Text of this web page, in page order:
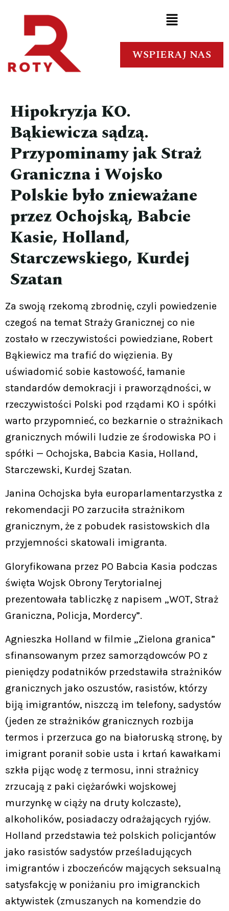
WSPIERAJ NAS
Hipokryzja KO.
Bąkiewicza sądzą.
Przypominamy jak Straż
Graniczna i Wojsko
Polskie było znieważane
przez Ochojską, Babcie
Kasie, Holland,
Starczewskiego, Kurdej
Szatan
Za swoją rzekomą zbrodnię, czyli powiedzenie
czegoś na temat Straży Granicznej co nie
zostało w rzeczywistości powiedziane, Robert
Bąkiewicz ma trafić do więzienia. By
uświadomić sobie kastowość, łamanie
standardów demokracji i praworządności, w
rzeczywistości Polski pod rządami KO i spółki
warto przypomnieć, co bezkarnie o strażnikach
granicznych mówili ludzie ze środowiska PO i
spółki — Ochojska, Babcia Kasia, Holland,
Starczewski, Kurdej Szatan.
Janina Ochojska była europarlamentarzystka z
rekomendacji PO zarzuciła strażnikom
granicznym, że z pobudek rasistowskich dla
przyjemności skatowali imigranta.
Gloryfikowana przez PO Babcia Kasia podczas
święta Wojsk Obrony Terytorialnej
prezentowała tabliczkę z napisem „WOT, Straż
Graniczna, Policja, Mordercy”.
Agnieszka Holland w filmie „Zielona granica”
sfinansowanym przez samorządowców PO z
pieniędzy podatników przedstawiła strażników
granicznych jako oszustów, rasistów, którzy
biją imigrantów, niszczą im telefony, sadystów
(jeden ze strażników granicznych rozbija
termos i przerzuca go na białoruską stronę, by
imigrant poranił sobie usta i krtań kawałkami
szkła pijąc wodę z termosu, inni strażnicy
zrzucają z paki ciężarówki wojskowej
murzynkę w ciąży na druty kolczaste),
alkoholików, posiadaczy odrażających ryjów.
Holland przedstawia też polskich policjantów
jako rasistów sadystów prześladujących
imigrantów i zboczeńców mających seksualną
satysfakcję w poniżaniu pro imigranckich
aktywistek (zmuszanych na komendzie do